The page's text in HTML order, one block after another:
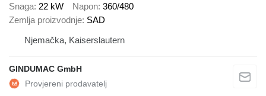
Snaga 22 kW Napon 360/480
Zemlja proizvodnje SAD
Njemačka, Kaiserslautern
GINDUMAC GmbH